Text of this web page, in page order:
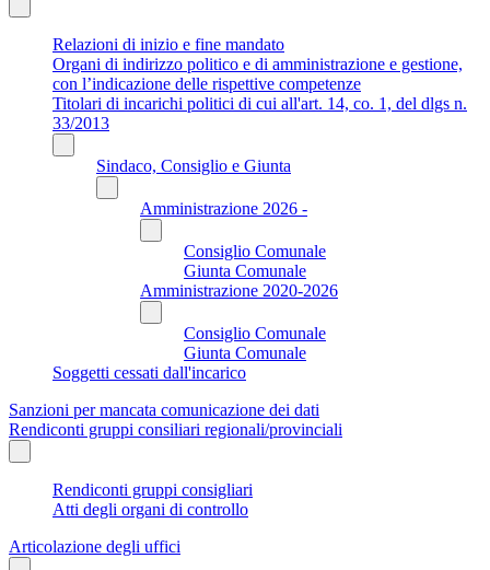
Relazioni di inizio e fine mandato
Organi di indirizzo politico e di amministrazione e gestione,
con l’indicazione delle rispettive competenze
Titolari di incarichi politici di cui all'art. 14, co. 1, del dlgs n.
33/2013
Sindaco, Consiglio e Giunta
Amministrazione 2026 -
Consiglio Comunale
Giunta Comunale
Amministrazione 2020-2026
Consiglio Comunale
Giunta Comunale
Soggetti cessati dall'incarico
Sanzioni per mancata comunicazione dei dati
Rendiconti gruppi consiliari regionali/provinciali
Rendiconti gruppi consigliari
Atti degli organi di controllo
Articolazione degli uffici